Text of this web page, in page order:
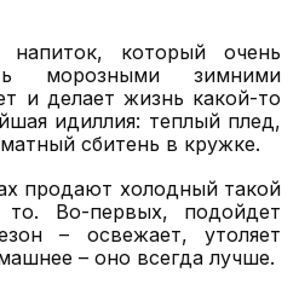
который очень
морозными зимними
и делает жизнь какой-то
идиллия: теплый плед,
сбитень в кружке.
продают холодный такой
Во-первых, подойдет
– освежает, утоляет
– оно всегда лучше.